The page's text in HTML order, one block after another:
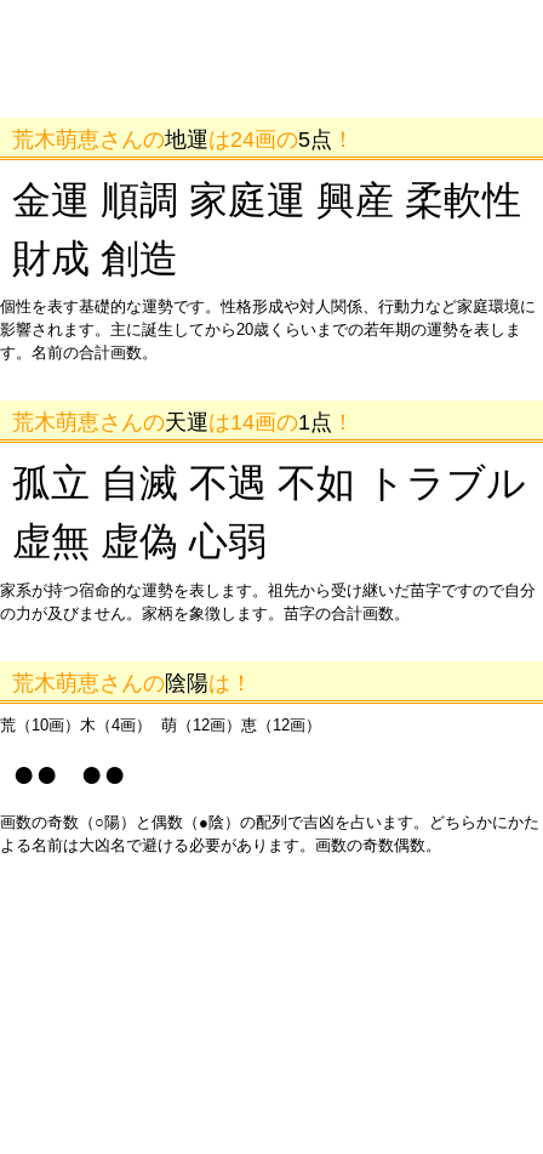
荒木萌恵さんの地運は24画の5点 ！
金運 順調 家庭運 興産 柔軟性
財成 創造
個性を表す基礎的な運勢です。性格形成や対人関係、行動力など家庭環境に
影響されます。主に誕生してから20歳くらいまでの若年期の運勢を表しま
す。名前の合計画数。
荒木萌恵さんの天運は14画の1点 ！
孤立 自滅 不遇 不如 トラブル
虚無 虚偽 心弱
家系が持つ宿命的な運勢を表します。祖先から受け継いだ苗字ですので自分
の力が及びません。家柄を象徴します。苗字の合計画数。
荒木萌恵さんの陰陽は！
荒（10画）木（4画） 萌（12画）恵（12画）
●● ●●
画数の奇数（○陽）と偶数（●陰）の配列で吉凶を占います。どちらかにかた
よる名前は大凶名で避ける必要があります。画数の奇数偶数。